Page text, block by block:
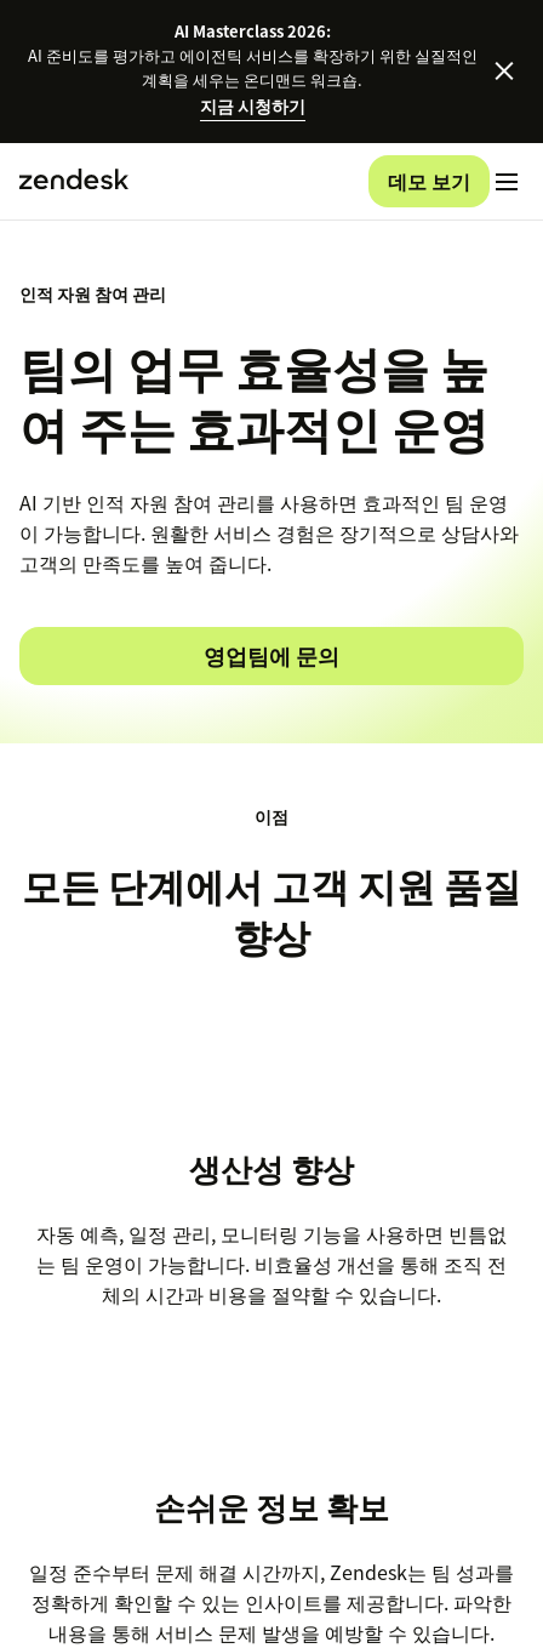
AI Masterclass 2026:
AI 준비도를 평가하고 에이전틱 서비스를 확장하기 위한 실질적인
계획을 세우는 온디맨드 워크숍.
지금 시청하기
데모 보기
인적 자원 참여 관리
팀의 업무 효율성을 높
여 주는 효과적인 운영
AI 기반 인적 자원 참여 관리를 사용하면 효과적인 팀 운영
이 가능합니다. 원활한 서비스 경험은 장기적으로 상담사와
고객의 만족도를 높여 줍니다.
영업팀에 문의
이점
모든 단계에서 고객 지원 품질
향상
생산성 향상
자동 예측, 일정 관리, 모니터링 기능을 사용하면 빈틈없
는 팀 운영이 가능합니다. 비효율성 개선을 통해 조직 전
체의 시간과 비용을 절약할 수 있습니다.
손쉬운 정보 확보
일정 준수부터 문제 해결 시간까지, Zendesk는 팀 성과를
정확하게 확인할 수 있는 인사이트를 제공합니다. 파악한
내용을 통해 서비스 문제 발생을 예방할 수 있습니다.